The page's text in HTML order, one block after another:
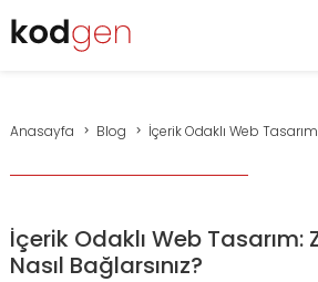
Anasayfa Blog İçerik Odaklı Web
İçerik Odaklı Web
Nasıl Bağlarsınız?